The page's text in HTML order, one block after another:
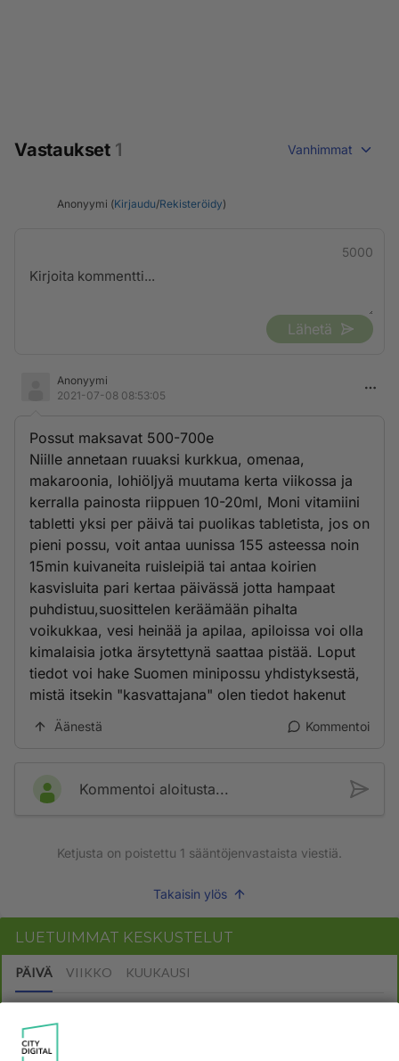
Vastaukset 1 Vanhimmat
Anonyymi (Kirjaudu/Rekisteröidy)
5000
Lähetä
Anonyymi
2021-07-08 08:53:05
Possut maksavat 500-700e
Niille annetaan ruuaksi kurkkua, omenaa,
makaroonia, lohiöljyä muutama kerta viikossa ja
kerralla painosta riippuen 10-20ml, Moni vitamiini
tabletti yksi per päivä tai puolikas tabletista, jos on
pieni possu, voit antaa uunissa 155 asteessa noin
15min kuivaneita ruisleipiä tai antaa koirien
kasvisluita pari kertaa päivässä jotta hampaat
puhdistuu,suosittelen keräämään pihalta
voikukkaa, vesi heinää ja apilaa, apiloissa voi olla
kimalaisia jotka ärsytettynä saattaa pistää. Loput
tiedot voi hake Suomen minipossu yhdistyksestä,
mistä itsekin "kasvattajana" olen tiedot hakenut
Äänestä Kommentoi
Kommentoi aloitusta...
Ketjusta on poistettu 1 sääntöjenvastaista viestiä.
Takaisin ylös
LUETUIMMAT KESKUSTELUT
PÄIVÄ VIIKKO KUUKAUSI
06.08.2026 09:02